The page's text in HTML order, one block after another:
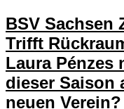
BSV Sachsen
Trifft
Laura Pénzes
dieser Saison
neuen Verein?